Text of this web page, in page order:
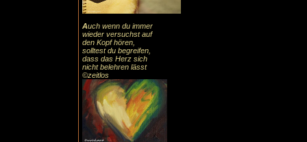
Auch wenn du immer
wieder versuchst auf
den Kopf hören,
solltest du begreifen,
dass das Herz sich
nicht belehren lässt
©zeitlos